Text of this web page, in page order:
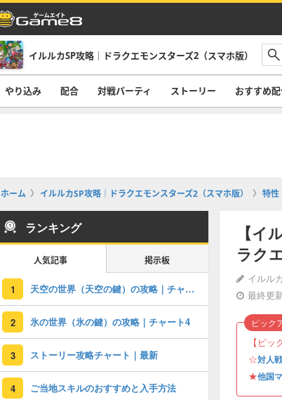
イルルカSP攻略｜ドラクエモンスターズ2（スマホ版）
やり込み 配合 対戦パーティ ストーリー おすすめ
ホーム イルルカSP攻略｜ドラクエモンスターズ2（スマホ版） 特性
【イ
ラク
イルル
最終更
【ピッ
☆対人
★他国
ピック
ランキング
人気記事 掲示板
1 天空の世界（天空の鍵）の攻略｜チャート5
2 氷の世界（氷の鍵）の攻略｜チャート4
3 ストーリー攻略チャート｜最新
4 ご当地スキルのおすすめと入手方法